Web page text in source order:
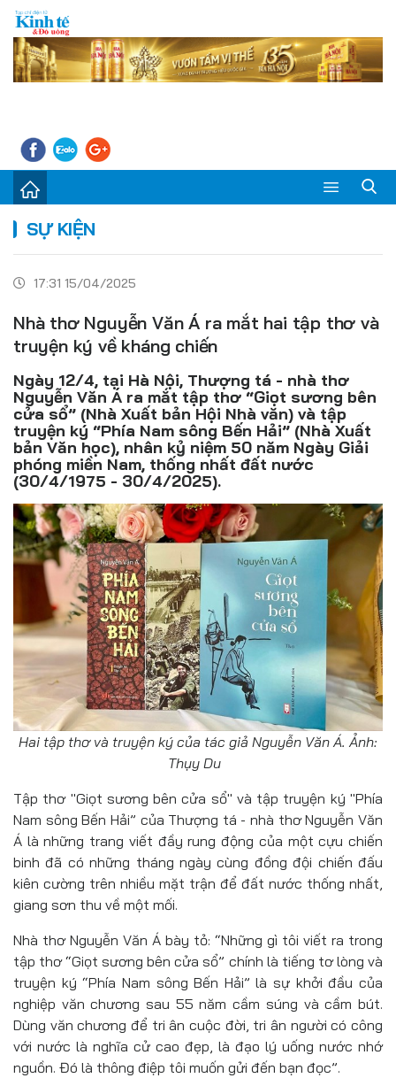
Kinh tế - Tiêu dùng
Đời sống
Thị trường
Đồ uống
Pháp luật
Khoa giáo
Multimedia
SỰ KIỆN
17:31 15/04/2025
Nhà thơ Nguyễn Văn Á ra mắt hai tập thơ và
truyện ký về kháng chiến
Ngày 12/4, tại Hà Nội, Thượng tá - nhà thơ
Nguyễn Văn Á ra mắt tập thơ “Giọt sương bên
cửa sổ” (Nhà Xuất bản Hội Nhà văn) và tập
truyện ký “Phía Nam sông Bến Hải” (Nhà Xuất
bản Văn học), nhân kỷ niệm 50 năm Ngày Giải
phóng miền Nam, thống nhất đất nước
(30/4/1975 - 30/4/2025).
Hai tập thơ và truyện ký của tác giả Nguyễn Văn Á. Ảnh:
Thụy Du
Tập thơ "Giọt sương bên cửa sổ" và tập truyện ký "Phía
Nam sông Bến Hải” của Thượng tá - nhà thơ Nguyễn Văn
Á là những trang viết đầy rung động của một cựu chiến
binh đã có những tháng ngày cùng đồng đội chiến đấu
kiên cường trên nhiều mặt trận để đất nước thống nhất,
giang sơn thu về một mối.
Nhà thơ Nguyễn Văn Á bày tỏ: “Những gì tôi viết ra trong
tập thơ “Giọt sương bên cửa sổ” chính là tiếng tơ lòng và
truyện ký “Phía Nam sông Bến Hải” là sự khởi đầu của
nghiệp văn chương sau 55 năm cầm súng và cầm bút.
Dùng văn chương để tri ân cuộc đời, tri ân người có công
với nước là nghĩa cử cao đẹp, là đạo lý uống nước nhớ
nguồn. Đó là thông điệp tôi muốn gửi đến bạn đọc”.